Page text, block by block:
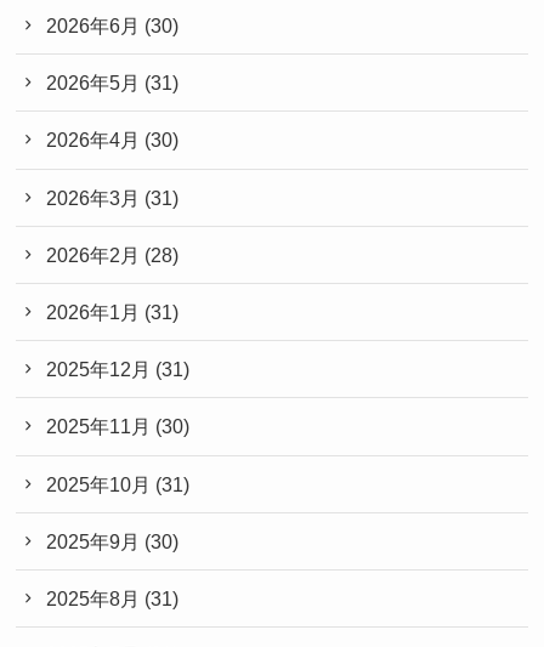
2026年6月 (30)
2026年5月 (31)
2026年4月 (30)
2026年3月 (31)
2026年2月 (28)
2026年1月 (31)
2025年12月 (31)
2025年11月 (30)
2025年10月 (31)
2025年9月 (30)
2025年8月 (31)